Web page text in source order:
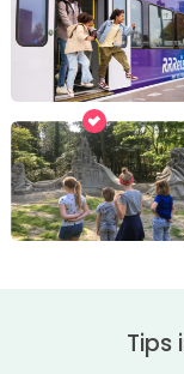
Tips